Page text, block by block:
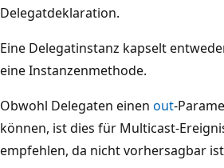
Delegatdeklaration.
Eine Delegatinstanz kapselt
eine Instanzenmethode.
Obwohl Delegaten einen out-
können, ist dies für Multicast-
empfehlen, da nicht vorhersagbar